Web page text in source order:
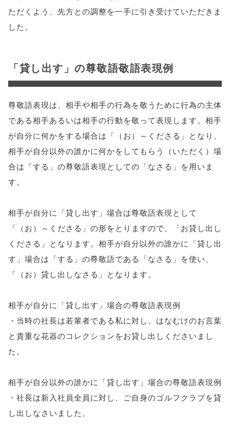
ただくよう、先方との調整を一手に引き受けていただきま
した。
「貸し出す」の尊敬語敬語表現例
尊敬語表現は、相手や相手の行為を敬うために行為の主体
である相手あるいは相手の行動を敬って表現します。相手
が自分に何かをする場合は「（お）～くださる」となり、
相手が自分以外の誰かに何かをしてもらう（いただく）場
合は「する」の尊敬語表現としての「なさる」を用いま
す。
相手が自分に「貸し出す」場合は尊敬語表現として
「（お）～くださる」の形をとりますので、「お貸し出し
くださる」となります。相手が自分以外の誰かに「貸し出
す」場合は「する」の尊敬語である「なさる」を使い、
「（お）貸し出しなさる」となります。
相手が自分に「貸し出す」場合の尊敬語表現例
・当時の社長は若輩者である私に対し、はなむけのお言葉
と貴重な花器のコレクションをお貸し出しくださいまし
た。
相手が自分以外の誰かに「貸し出す」場合の尊敬語表現例
・社長は新入社員全員に対し、ご自身のゴルフクラブを貸
し出しなさいました。